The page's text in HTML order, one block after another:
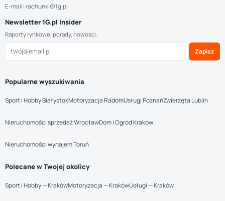
E-mail: rachunki@1g.pl
Newsletter 1G.pl Insider
Raporty rynkowe, porady, nowości.
Zapisz
Popularne wyszukiwania
Sport i Hobby BiałystokMotoryzacja RadomUsługi PoznańZwierzęta Lublin
Nieruchomości sprzedaż WrocławDom i Ogród Kraków
Nieruchomości wynajem Toruń
Polecane w Twojej okolicy
Sport i Hobby — KrakówMotoryzacja — KrakówUsługi — Kraków